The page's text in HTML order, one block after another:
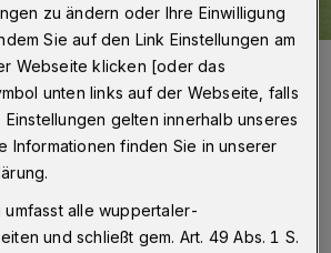
im Stadion am Zoo.
zu ändern oder Ihre Einwilligung
Sie auf den Link Einstellungen am
Webseite klicken [oder das
unten links auf der Webseite, falls
gelten innerhalb unseres
Informationen finden Sie in unserer
umfasst alle wuppertaler-
und schließt gem. Art. 49 Abs. 1 S.